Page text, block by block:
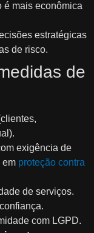
é mais econômica
estratégicas
de risco.
de
exigência de
em proteção contra
de serviços.
com LGPD.